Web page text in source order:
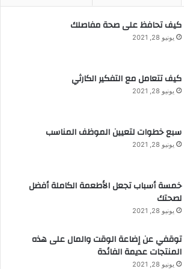
كيف تحافظ على صحة مفاصلك
يونيو 28, 2021
كيف تتعامل مع التفكير الكارثي
يونيو 28, 2021
سبع خطوات لتعيين الموظف المناسب
يونيو 28, 2021
خمسة أسباب تجعل الأطعمة الكاملة أفضل
لصحتك
يونيو 28, 2021
توقفي عن إضاعة الوقت والمال على هذه
المنتجات عديمة الفائدة
يونيو 28, 2021